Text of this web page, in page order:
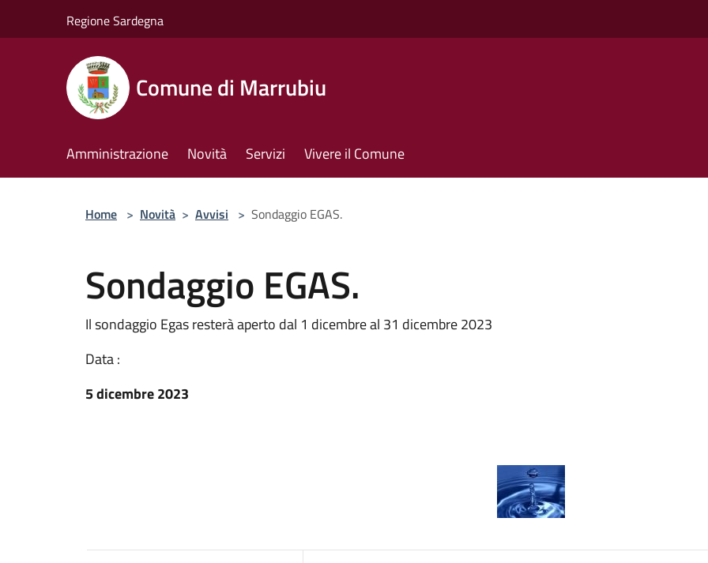
Regione Sardegna
Comune di Marrubiu
Amministrazione Novità Servizi Vivere il Comune
Home > Novità > Avvisi > Sondaggio EGAS.
Sondaggio EGAS.
Il sondaggio Egas resterà aperto dal 1 dicembre al 31 dicembre 2023
Data :
5 dicembre 2023